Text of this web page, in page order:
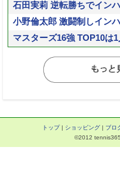
石田実莉 逆転勝ちでイン
小野倫太郎 激闘制しイン
マスターズ16強 TOP10は
トップ| ショッピング| ブロ
©2012